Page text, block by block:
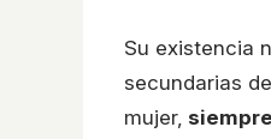
Su existencia
secundarias
mujer,